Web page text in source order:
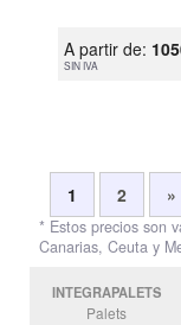
A partir de:
SIN IVA
1 2 »
* Estos precios son
Canarias, Ceuta y
INTEGRAPALETS
Palets